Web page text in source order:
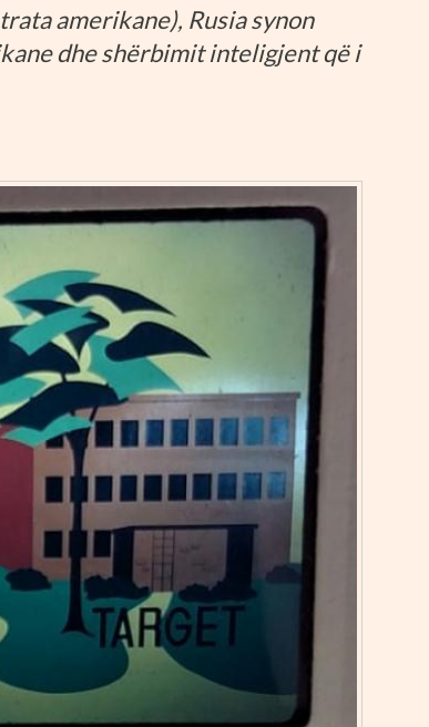
amerikane), Rusia synon
dhe shërbimit inteligjent që i